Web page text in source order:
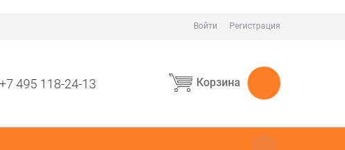
Войти Регистрация
+7 495 118-24-13 Корзина